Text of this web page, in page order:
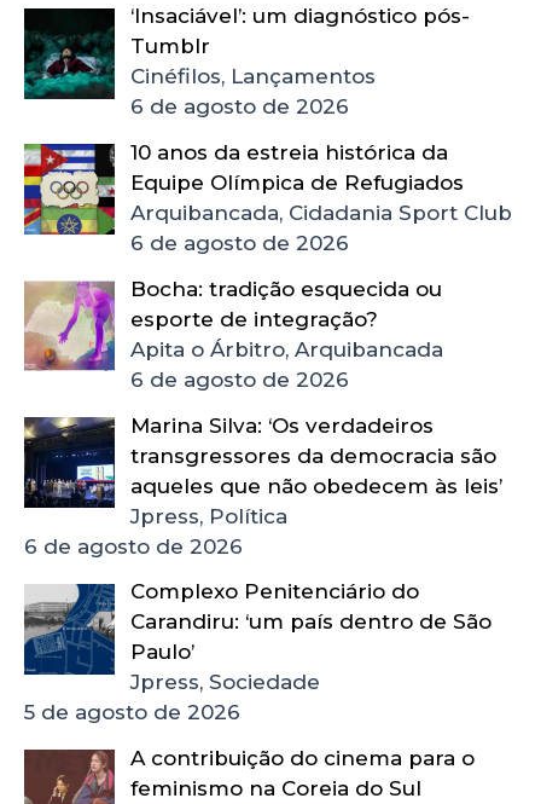
‘Insaciável’: um diagnóstico pós-
Tumblr
Cinéfilos, Lançamentos
6 de agosto de 2026
10 anos da estreia histórica da
Equipe Olímpica de Refugiados
Arquibancada, Cidadania Sport Club
6 de agosto de 2026
Bocha: tradição esquecida ou
esporte de integração?
Apita o Árbitro, Arquibancada
6 de agosto de 2026
Marina Silva: ‘Os verdadeiros
transgressores da democracia são
aqueles que não obedecem às leis’
Jpress, Política
6 de agosto de 2026
Complexo Penitenciário do
Carandiru: ‘um país dentro de São
Paulo’
Jpress, Sociedade
5 de agosto de 2026
A contribuição do cinema para o
feminismo na Coreia do Sul